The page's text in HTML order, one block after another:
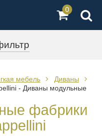
0
мебель
Диваны
- Диваны модульные
фабрики